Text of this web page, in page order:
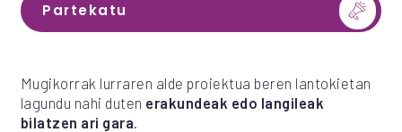
Partekatu
Mugikorrak lurraren alde proiektua beren lantokietan
lagundu nahi duten erakundeak edo langileak
bilatzen ari gara